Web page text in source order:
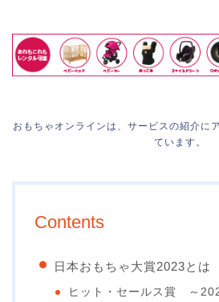
おもちゃオンラインは、サービスの紹介に
ています。
Contents
日本おもちゃ大賞2023とは
ヒット・セールス賞 ～